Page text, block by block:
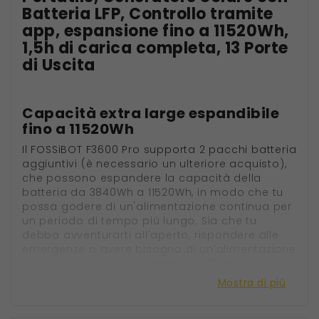
Batteria LFP, Controllo tramite
app, espansione fino a 11520Wh,
1,5h di carica completa, 13 Porte
di Uscita
Capacità extra large espandibile
fino a 11520Wh
Il FOSSiBOT F3600 Pro supporta 2 pacchi batteria
aggiuntivi (è necessario un ulteriore acquisto),
che possono espandere la capacità della
batteria da 3840Wh a 11520Wh, in modo che tu
possa godere di un'alimentazione continua per
un periodo di tempo più lungo. Sia che tu
debba avventurarti all'aperto, rispondere alle
notevolmente la tua flessibilità di utilizzo
dell'energia per soddisfare ogni tua esigenza
Mostra di più